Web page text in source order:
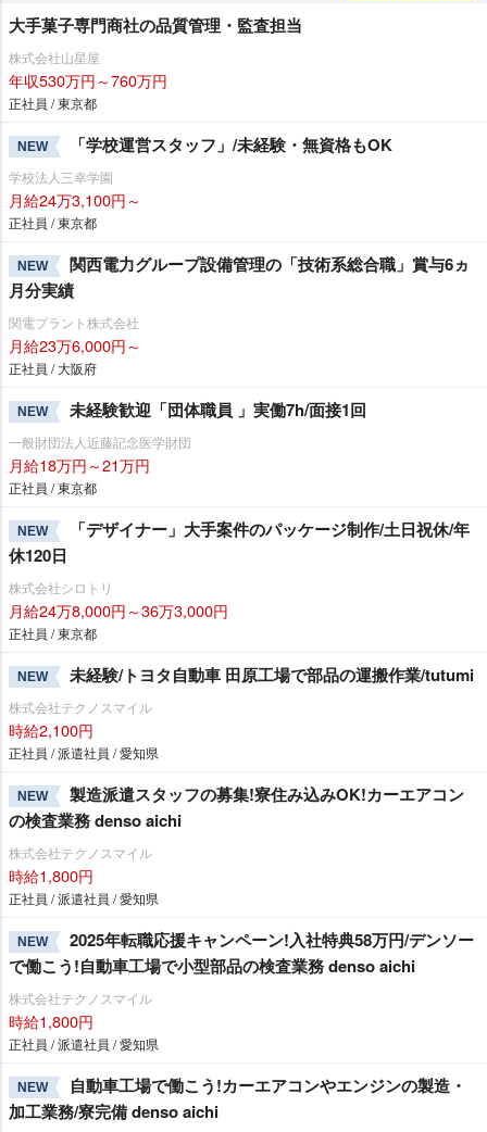
大手菓子専門商社の品質管理・監査担当
株式会社山星屋
年収530万円～760万円
正社員 / 東京都
NEW 「学校運営スタッフ」/未経験・無資格もOK
学校法人三幸学園
月給24万3,100円～
正社員 / 東京都
NEW
関西電力グループ設備管理の「技術系総合職」賞与6ヵ
月分実績
関電プラント株式会社
月給23万6,000円～
正社員 / 大阪府
NEW 未経験歓迎「団体職員 」実働7h/面接1回
一般財団法人近藤記念医学財団
月給18万円～21万円
正社員 / 東京都
NEW
「デザイナー」大手案件のパッケージ制作/土日祝休/年
休120日
株式会社シロトリ
月給24万8,000円～36万3,000円
正社員 / 東京都
NEW 未経験/トヨタ自動車 田原工場で部品の運搬作業/tutumi
株式会社テクノスマイル
時給2,100円
正社員 / 派遣社員 / 愛知県
NEW
製造派遣スタッフの募集!寮住み込みOK!カーエアコン
の検査業務 denso aichi
株式会社テクノスマイル
時給1,800円
正社員 / 派遣社員 / 愛知県
NEW
2025年転職応援キャンペーン!入社特典58万円/デンソー
で働こう!自動車工場で小型部品の検査業務 denso aichi
株式会社テクノスマイル
時給1,800円
正社員 / 派遣社員 / 愛知県
NEW
自動車工場で働こう!カーエアコンやエンジンの製造・
加工業務/寮完備 denso aichi